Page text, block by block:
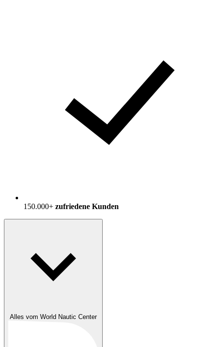
150.000+ zufriedene Kunden
Alles vom World Nautic Center